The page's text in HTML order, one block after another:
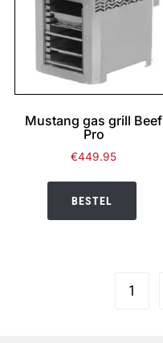
Mustang gas grill Beef
Pro
€449.95
BESTEL
1